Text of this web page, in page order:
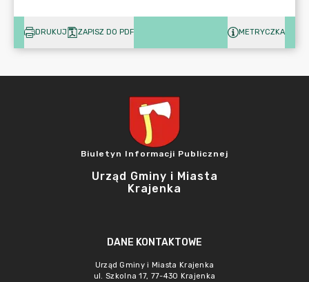
DRUKUJ ZAPISZ DO PDF METRYCZKA
Biuletyn Informacji Publicznej
Urząd Gminy i Miasta
Krajenka
DANE KONTAKTOWE
Urząd Gminy i Miasta Krajenka
ul. Szkolna 17, 77-430 Krajenka